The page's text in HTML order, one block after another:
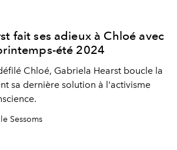
fait ses adieux à Chloé avec
été 2024
Chloé, Gabriela Hearst boucle la
sa dernière solution à l'activisme
Sessoms